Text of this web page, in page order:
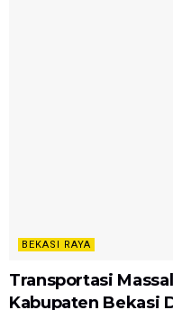
BEKASI RAYA
Transportasi
Kabupaten Bekasi